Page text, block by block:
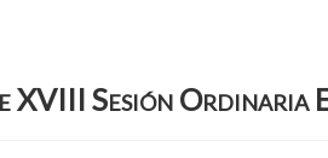
XVIII Sesión